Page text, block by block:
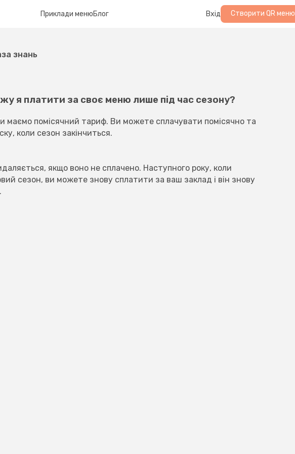
Приклади менюБлог Вхід Створити QR меню
знань
я платити за своє меню лише під час сезону?
маємо помісячний тариф. Ви можете сплачувати помісячно та
коли сезон закінчиться.
якщо воно не сплачено. Наступного року, коли
сезон, ви можете знову сплатити за ваш заклад і він знову